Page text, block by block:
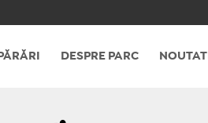
DESPRE PARC NOUTATI